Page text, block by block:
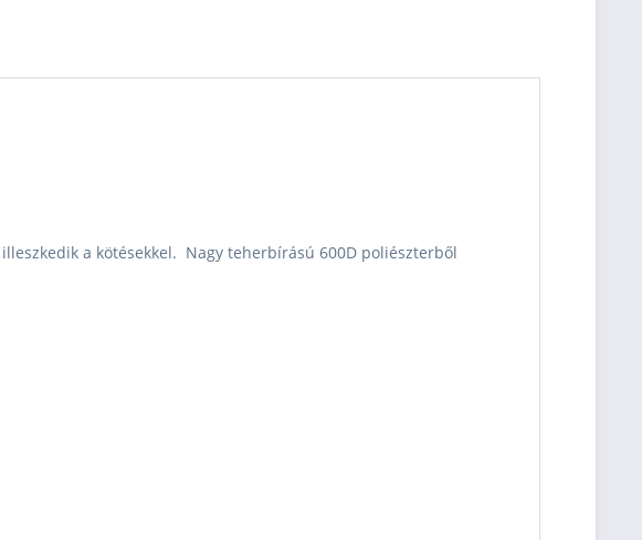
a kötésekkel. Nagy teherbírású 600D poliészterből